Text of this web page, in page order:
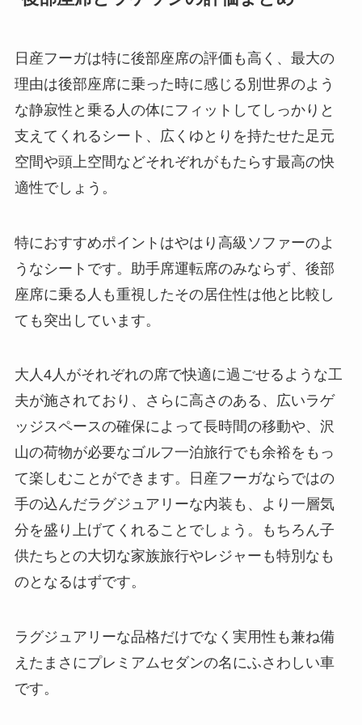
日産フーガは特に後部座席の評価も高く、最大の
理由は後部座席に乗った時に感じる別世界のよう
な静寂性と乗る人の体にフィットしてしっかりと
支えてくれるシート、広くゆとりを持たせた足元
空間や頭上空間などそれぞれがもたらす最高の快
適性でしょう。
特におすすめポイントはやはり高級ソファーのよ
うなシートです。助手席運転席のみならず、後部
座席に乗る人も重視したその居住性は他と比較し
ても突出しています。
大人4人がそれぞれの席で快適に過ごせるような工
夫が施されており、さらに高さのある、広いラゲ
ッジスペースの確保によって長時間の移動や、沢
山の荷物が必要なゴルフ一泊旅行でも余裕をもっ
て楽しむことができます。日産フーガならではの
手の込んだラグジュアリーな内装も、より一層気
分を盛り上げてくれることでしょう。もちろん子
供たちとの大切な家族旅行やレジャーも特別なも
のとなるはずです。
ラグジュアリーな品格だけでなく実用性も兼ね備
えたまさにプレミアムセダンの名にふさわしい車
です。